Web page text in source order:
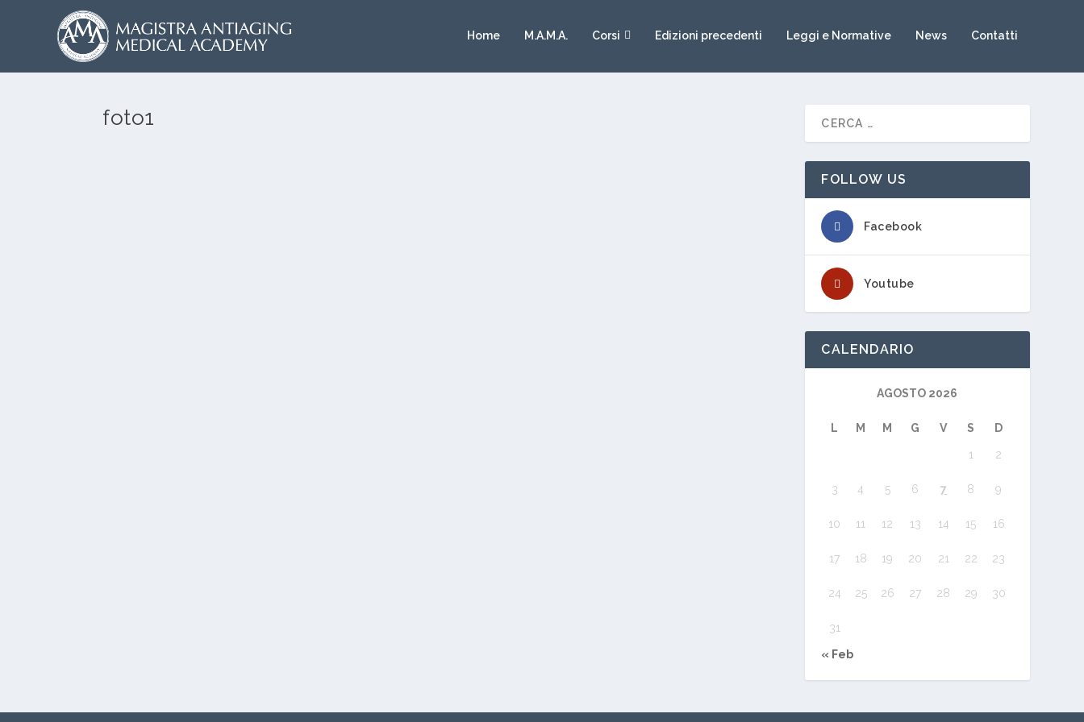
Home M.A.M.A. Corsi Edizioni precedenti Leggi e Normative News Contatti
foto1
FOLLOW US
Facebook
Youtube
CALENDARIO
AGOSTO 2026
L M M G V S D
1 2
3 4 5 6 7 8 9
10 11 12 13 14 15 16
17 18 19 20 21 22 23
24 25 26 27 28 29 30
31
« Feb